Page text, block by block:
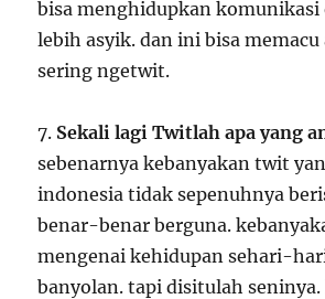
bisa menghidupkan komunikasi
lebih asyik. dan ini bisa
sering ngetwit.
7. Sekali lagi Twitlah apa yang
sebenarnya kebanyakan twit
indonesia tidak sepenuhnya
benar-benar berguna.
mengenai kehidupan sehari-
banyolan. tapi disitulah